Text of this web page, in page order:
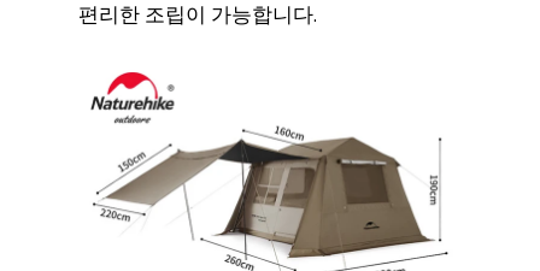
편리한 조립이 가능합니다.